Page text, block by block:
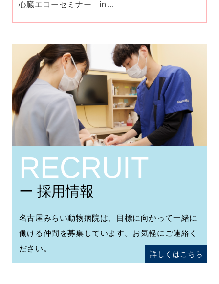
心臓エコーセミナー in…
RECRUIT
ー 採用情報
名古屋みらい動物病院は、目標に向かって一緒に
働ける仲間を募集しています。お気軽にご連絡く
ださい。
詳しくはこちら